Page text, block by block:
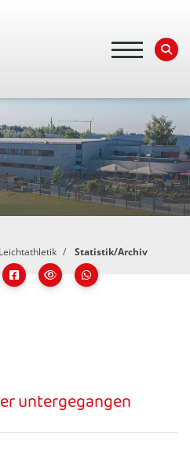
Leichtathletik Statistik/Archiv
untergegangen